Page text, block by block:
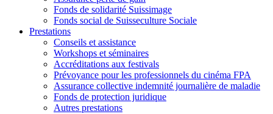
Fonds de solidarité Suissimage
Fonds social de Suisseculture Sociale
Prestations
Conseils et assistance
Workshops et séminaires
Accréditations aux festivals
Prévoyance pour les professionnels du cinéma FPA
Assurance collective indemnité journalière de maladie
Fonds de protection juridique
Autres prestations